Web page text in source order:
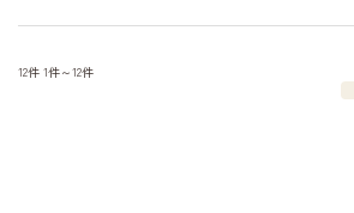
12件 1件～12件